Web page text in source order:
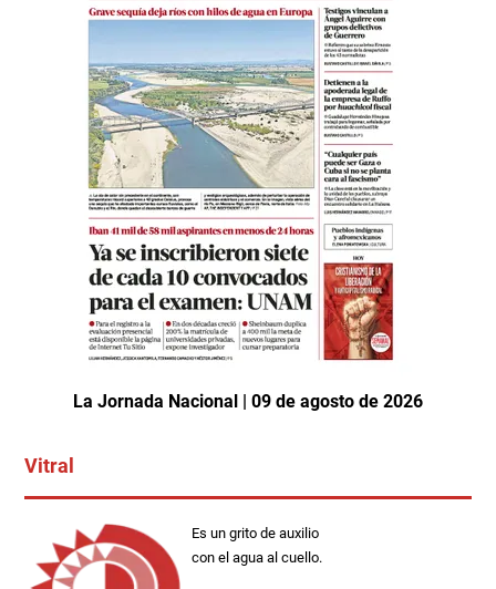
La Jornada Nacional | 09 de agosto de 2026
Vitral
Es un grito de auxilio
con el agua al cuello.